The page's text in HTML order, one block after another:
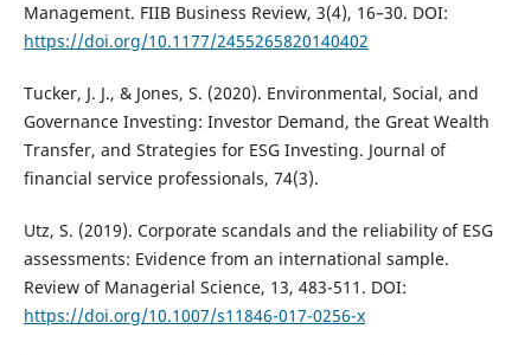
Management. FIIB Business Review, 3(4), 16–30. DOI:
https://doi.org/10.1177/2455265820140402
Tucker, J. J., & Jones, S. (2020). Environmental, Social, and
Governance Investing: Investor Demand, the Great Wealth
Transfer, and Strategies for ESG Investing. Journal of
financial service professionals, 74(3).
Utz, S. (2019). Corporate scandals and the reliability of ESG
assessments: Evidence from an international sample.
Review of Managerial Science, 13, 483-511. DOI:
https://doi.org/10.1007/s11846-017-0256-x